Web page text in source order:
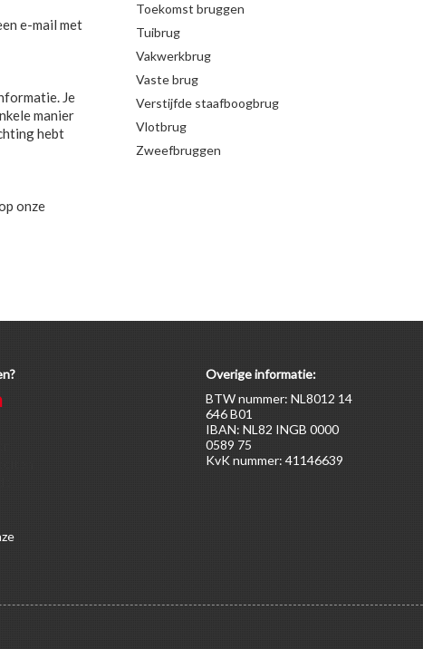
e-mail met
Je
manier
hebt
onze
Toekomst bruggen
Tuibrug
Vakwerkbrug
Vaste brug
Verstijfde staafboogbrug
Vlotbrug
Zweefbruggen
Overige informatie:
BTW nummer: NL8012 14
646 B01
IBAN: NL82 INGB 0000
0589 75
KvK nummer: 41146639